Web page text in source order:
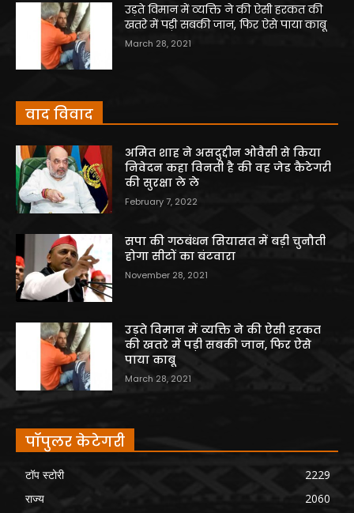
उड़ते विमान में व्यक्ति ने की ऐसी हरकत की
खतरे में पड़ी सबकी जान, फिर ऐसे पाया काबू
March 28, 2021
वाद विवाद
अमित शाह ने असदुद्दीन ओवैसी से किया
निवेदन कहा विनती है की वह जेड कैटेगरी
की सुरक्षा ले ले
February 7, 2022
सपा की गठबंधन सियासत में बड़ी चुनौती
होगा सीटों का बंटवारा
November 28, 2021
उड़ते विमान में व्यक्ति ने की ऐसी हरकत
की खतरे में पड़ी सबकी जान, फिर ऐसे
पाया काबू
March 28, 2021
पॉपुलर केटेगरी
टॉप स्टोरी
2229
राज्य
2060